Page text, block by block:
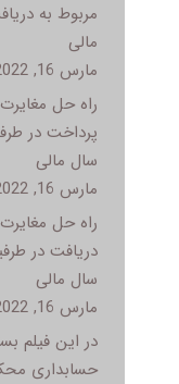
مربوط به
مالی
مارس 16, 2022
پرداخت در
سال مالی
مارس 16, 2022
دريافت در
سال مالی
مارس 16, 2022
در این فیلم